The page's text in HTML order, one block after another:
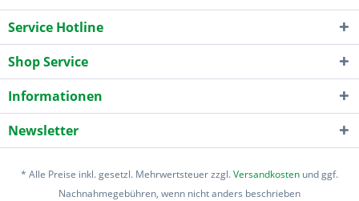
Service Hotline
Shop Service
Informationen
Newsletter
* Alle Preise inkl. gesetzl. Mehrwertsteuer zzgl.Versandkosten und ggf.
Nachnahmegebühren, wenn nicht anders beschrieben